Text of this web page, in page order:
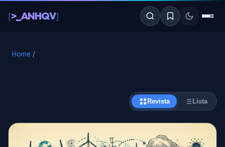
contenido
[>_ANHQV]
Home /
Revista Lista